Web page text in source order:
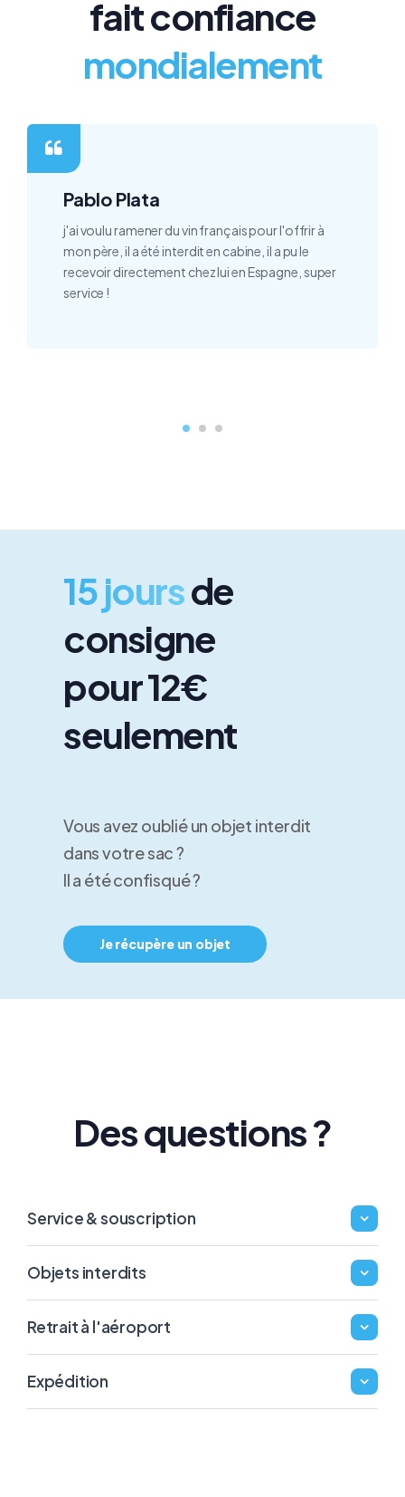
fait confiance
mondialement
Pablo Plata
j'ai voulu ramener du vin français pour l'offrir à
mon père, il a été interdit en cabine, il a pu le
recevoir directement chez lui en Espagne, super
service !
15 joursde
consigne
pour 12€
seulement
Vous avez oublié un objet interdit
dans votre sac ?
Il a été confisqué ?
Je récupère un objet
Des questions ?
Service & souscription
Objets interdits
Retrait à l'aéroport
Expédition